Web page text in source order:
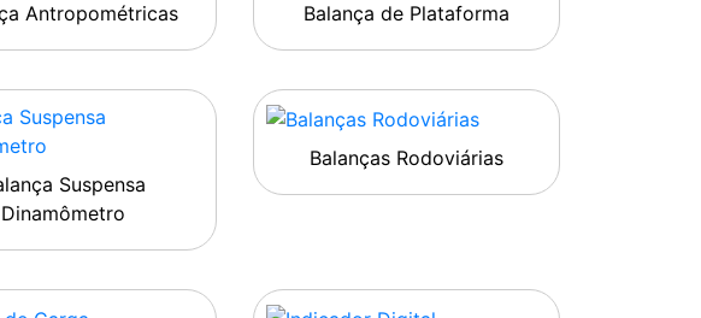
Antropométricas Balança de Plataforma
Suspensa
Dinamômetro
Balanças Rodoviárias